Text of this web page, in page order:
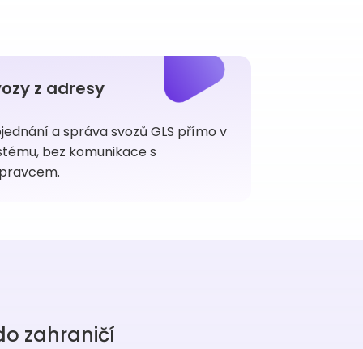
z adresy
a správa svozů GLS přímo v
bez komunikace s
zahraničí